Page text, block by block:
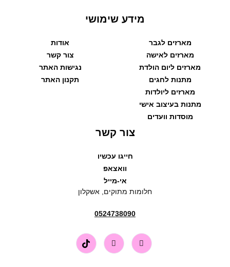
מידע שימושי
מארזים לגבר
מארזים לאישה
מארזים ליום הולדת
מתנות לחגים
מארזים ליולדות
מתנות בעיצוב אישי
מוסדות וועדים
אודות
צור קשר
נגישות האתר
תקנון האתר
צור קשר
חייגו עכשיו
וואצאפ
אי-מייל
חלומות מתוקים, אשקלון
0524738090